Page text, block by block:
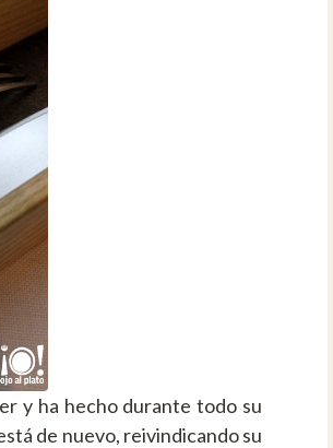
y ha hecho durante todo su
de nuevo, reivindicando su